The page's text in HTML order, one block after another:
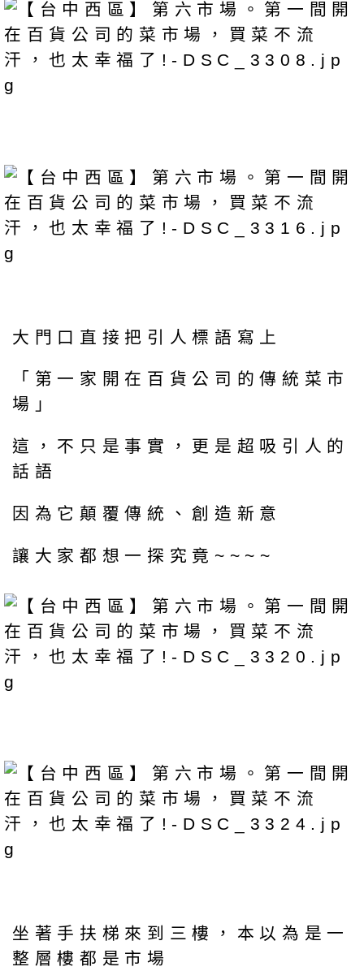
大門口直接把引人標語寫上
「第一家開在百貨公司的傳統菜市
場」
這，不只是事實，更是超吸引人的
話語
因為它顛覆傳統、創造新意
讓大家都想一探究竟~~~~
坐著手扶梯來到三樓，本以為是一
整層樓都是市場